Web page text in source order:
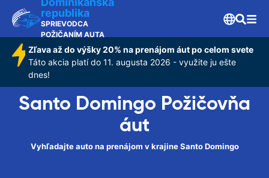
republika
SPRIEVODCA
POŽIČANÍM AUTA
Zľava až do výšky 20% na prenájom áut po celom svete
Táto akcia platí do 11. augusta 2026 - využite ju ešte
dnes!
Santo Domingo Požičovňa
áut
Vyhľadajte auto na prenájom v krajine Santo Domingo